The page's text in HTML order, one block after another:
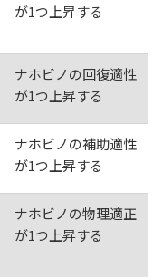
が1つ上昇する
ナホビノの回復適性
が1つ上昇する
ナホビノの補助適性
が1つ上昇する
ナホビノの物理適正
が1つ上昇する